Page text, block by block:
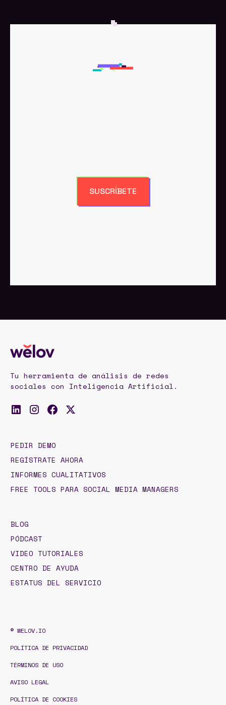
SUSCRÍBETE
Tu herramienta de análisis de redes
sociales con Inteligencia Artificial.
PEDIR DEMO
REGÍSTRATE AHORA
INFORMES CUALITATIVOS
FREE TOOLS PARA SOCIAL MEDIA MANAGERS
BLOG
PÓDCAST
VIDEO TUTORIALES
CENTRO DE AYUDA
ESTATUS DEL SERVICIO
© WELOV.IO
POLÍTICA DE PRIVACIDAD
TÉRMINOS DE USO
AVISO LEGAL
POLÍTICA DE COOKIES